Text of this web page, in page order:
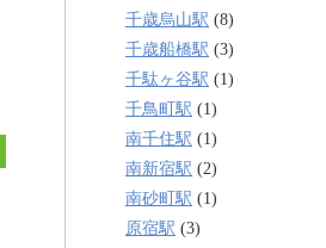
千歳烏山駅 (8)
千歳船橋駅 (3)
千駄ヶ谷駅 (1)
千鳥町駅 (1)
南千住駅 (1)
南新宿駅 (2)
南砂町駅 (1)
原宿駅 (3)